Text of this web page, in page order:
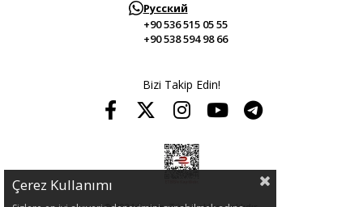
Русский
+90 536 515 05 55
+90 538 594 98 66
Bizi Takip Edin!
Çerez Kullanımı